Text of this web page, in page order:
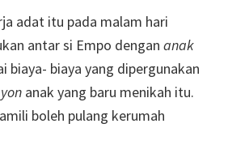
adat itu pada malam hari
antar si Empo dengan anak
biaya- biaya yang dipergunakan
anak yang baru menikah itu.
boleh pulang kerumah